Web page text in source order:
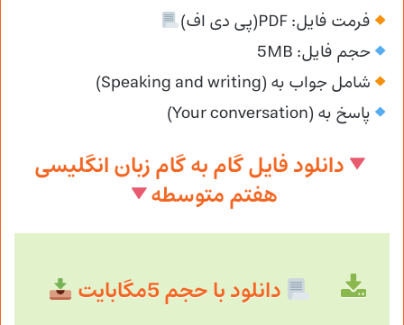
فرمت فایل: PDF(پی دی اف)
حجم فایل: 5MB
شامل جواب به (Speaking and writing)
پاسخ به (Your conversation)
دانلود فایل گام به گام زبان انگلیسی
هفتم متوسطه
دانلود با حجم 5مگابایت